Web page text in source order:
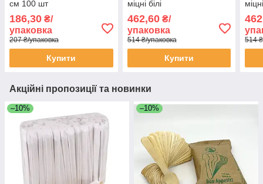
см 100 шт
186,30 ₴/
упаковка
207 ₴/упаковка
Купити
міцні білі
462,60₴/
упаковка
514 ₴/упаковка
Купити
514
Акційні пропозиції та новинки
–10% –10%